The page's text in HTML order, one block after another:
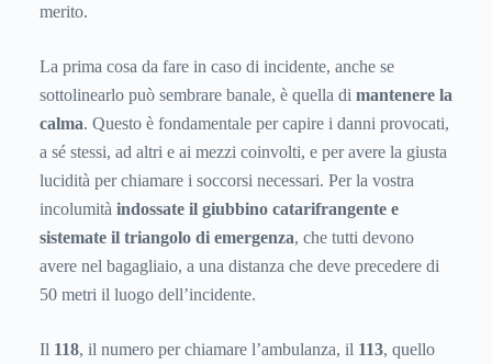
merito.
La prima cosa da fare in caso di incidente, anche se
sottolinearlo può sembrare banale, è quella di mantenere la
calma. Questo è fondamentale per capire i danni provocati,
a sé stessi, ad altri e ai mezzi coinvolti, e per avere la giusta
lucidità per chiamare i soccorsi necessari. Per la vostra
incolumità indossate il giubbino catarifrangente e
sistemate il triangolo di emergenza, che tutti devono
avere nel bagagliaio, a una distanza che deve precedere di
50 metri il luogo dell’incidente.
Il 118, il numero per chiamare l’ambulanza, il 113, quello